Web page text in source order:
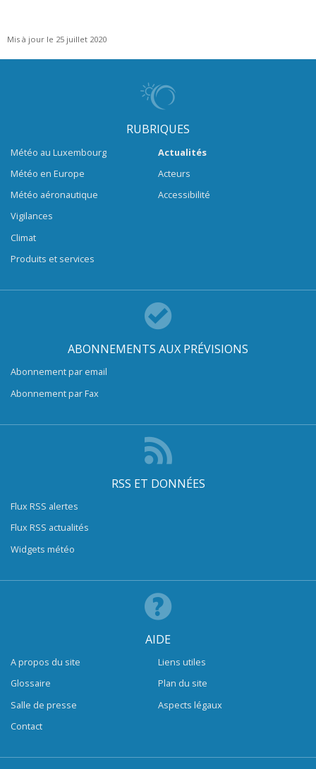
Mis à jour le 25 juillet 2020
RUBRIQUES
Météo au Luxembourg
Météo en Europe
Météo aéronautique
Vigilances
Climat
Produits et services
Actualités
Acteurs
Accessibilité
ABONNEMENTS AUX PRÉVISIONS
Abonnement par email
Abonnement par Fax
RSS ET DONNÉES
Flux RSS alertes
Flux RSS actualités
Widgets météo
AIDE
A propos du site
Glossaire
Salle de presse
Contact
Liens utiles
Plan du site
Aspects légaux